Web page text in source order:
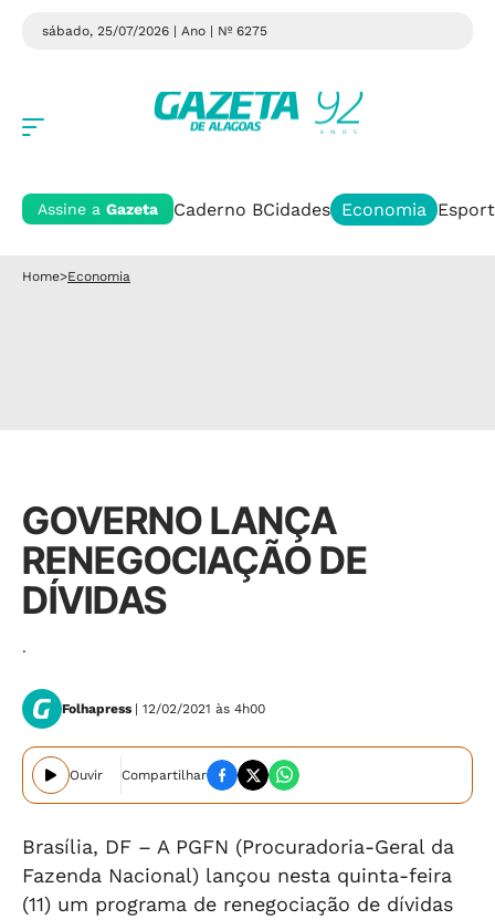
sábado, 25/07/2026 | Ano | Nº 6275
Assine a Gazeta Caderno BCidades Economia
Home>Economia
GOVERNO LANÇA
RENEGOCIAÇÃO DE
DÍVIDAS
.
Folhapress | 12/02/2021 às 4h00
Ouvir Compartilhar
Brasília, DF – A PGFN (Procuradoria-Geral da
Fazenda Nacional) lançou nesta quinta-feira
(11) um programa de renegociação de dívidas